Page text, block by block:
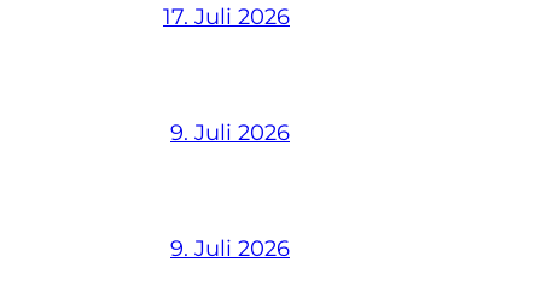
17. Juli 2026
9. Juli 2026
9. Juli 2026